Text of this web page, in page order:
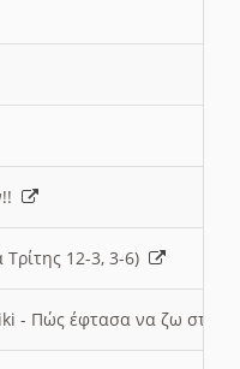
12-3, 3-6)
- Πώς έφτασα να ζω στην